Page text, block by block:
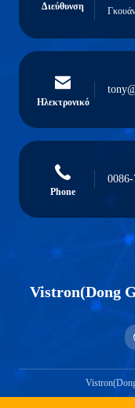
Διεύθυνση
Ηλεκτρονικό
Phone
Vistron(Dong